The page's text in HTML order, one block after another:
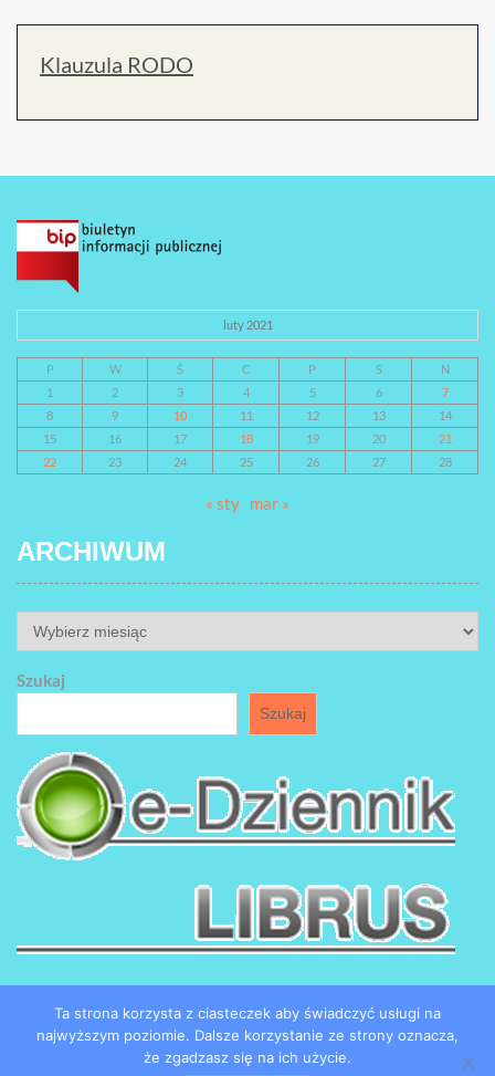
Klauzula RODO
luty 2021
P W Ś C P S
N
1
2 3 4 5 6
7
8
9 10 11 12 13
14
15
16 17 18 19 20
21
22
23 24 25 26 27 28
« sty mar »
ARCHIWUM
ARCHIWUM
Szukaj
Szukaj
Ta strona korzysta z ciasteczek aby świadczyć usługi na
najwyższym poziomie. Dalsze korzystanie ze strony oznacza,
że zgadzasz się na ich użycie.